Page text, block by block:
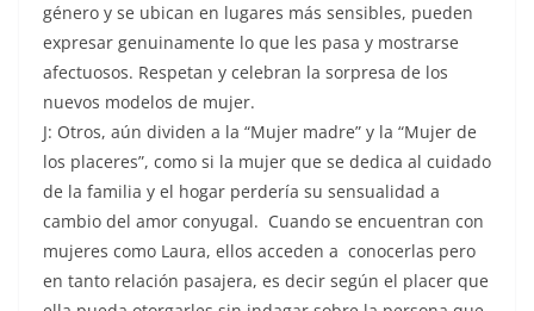
género y se ubican en lugares más sensibles, pueden
expresar genuinamente lo que les pasa y mostrarse
afectuosos. Respetan y celebran la sorpresa de los
nuevos modelos de mujer.
J: Otros, aún dividen a la “Mujer madre” y la “Mujer de
los placeres”, como si la mujer que se dedica al cuidado
de la familia y el hogar perdería su sensualidad a
cambio del amor conyugal. Cuando se encuentran con
mujeres como Laura, ellos acceden a conocerlas pero
en tanto relación pasajera, es decir según el placer que